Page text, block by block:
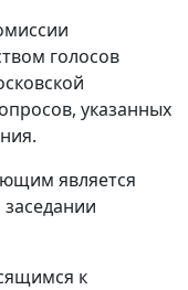
голосов
указанных
является
к